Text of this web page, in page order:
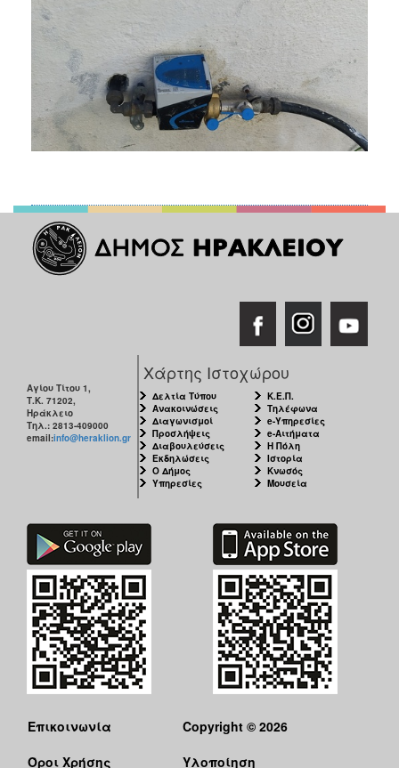
Αγίου Τίτου 1,
Τ.Κ. 71202,
Ηράκλειο
Τηλ.: 2813-409000
email:info@heraklion.gr
Χάρτης Ιστοχώρου
Δελτία Τύπου
Ανακοινώσεις
Διαγωνισμοί
Προσλήψεις
Διαβουλεύσεις
Εκδηλώσεις
Ο Δήμος
Υπηρεσίες
Κ.Ε.Π.
Τηλέφωνα
e-Υπηρεσίες
e-Αιτήματα
Η Πόλη
Ιστορία
Κνωσός
Μουσεία
Επικοινωνία
Όροι Χρήσης
Copyright © 2026
Υλοποίηση